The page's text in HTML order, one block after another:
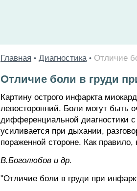
Главная • Диагностика • Отличие
Отличие боли в груди
Картину острого инфаркта
левосторонний. Боли могут быть
дифференциальной диагностики
усиливается при дыхании,
пораженной стороне. Как
В.Боголюбов и др.
"Отличие боли в груди при